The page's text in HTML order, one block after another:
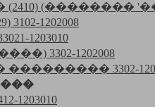
(��������
1202008
1203010
3302-1202008
3302-